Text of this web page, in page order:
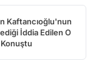
Kaftancıoğlu'nun
İddia Edilen O
Konuştu